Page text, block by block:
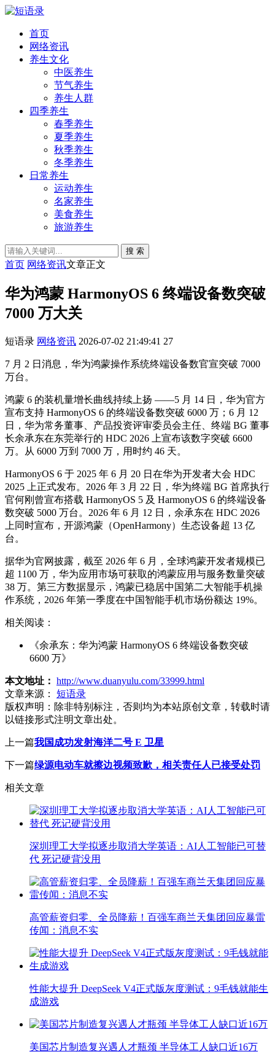
首页
网络资讯
养生文化
中医养生
节气养生
养生人群
四季养生
春季养生
夏季养生
秋季养生
冬季养生
日常养生
运动养生
名家养生
美食养生
旅游养生
搜 索
首页 网络资讯文章正文
华为鸿蒙 HarmonyOS 6 终端设备数突破
7000 万大关
短语录 网络资讯 2026-07-02 21:49:41 27
7 月 2 日消息，华为鸿蒙操作系统终端设备数官宣突破 7000
万台。
鸿蒙 6 的装机量增长曲线持续上扬 ——5 月 14 日，华为官方
宣布支持 HarmonyOS 6 的终端设备数突破 6000 万；6 月 12
日，华为常务董事、产品投资评审委员会主任、终端 BG 董事
长余承东在东莞举行的 HDC 2026 上宣布该数字突破 6600
万。从 6000 万到 7000 万，用时约 46 天。
HarmonyOS 6 于 2025 年 6 月 20 日在华为开发者大会 HDC
2025 上正式发布。2026 年 3 月 22 日，华为终端 BG 首席执行
官何刚曾宣布搭载 HarmonyOS 5 及 HarmonyOS 6 的终端设备
数突破 5000 万台。2026 年 6 月 12 日，余承东在 HDC 2026
上同时宣布，开源鸿蒙（OpenHarmony）生态设备超 13 亿
台。
据华为官网披露，截至 2026 年 6 月，全球鸿蒙开发者规模已
超 1100 万，华为应用市场可获取的鸿蒙应用与服务数量突破
38 万。第三方数据显示，鸿蒙已稳居中国第二大智能手机操
作系统，2026 年第一季度在中国智能手机市场份额达 19%。
相关阅读：
《余承东：华为鸿蒙 HarmonyOS 6 终端设备数突破
6600 万》
本文地址： http://www.duanyulu.com/33999.html
文章来源：
短语录
版权声明： 除非特别标注，否则均为本站原创文章，转载时请
以链接形式注明文章出处。
上一篇我国成功发射海洋二号 E 卫星
下一篇绿源电动车就擦边视频致歉，相关责任人已接受处罚
相关文章
深圳理工大学拟逐步取消大学英语：AI人工智能已可替
代 死记硬背没用
高管薪资归零、全员降薪！百强车商兰天集团回应暴雷
传闻：消息不实
性能大提升 DeepSeek V4正式版灰度测试：9毛钱就能生
成游戏
美国芯片制造复兴遇人才瓶颈 半导体工人缺口近16万